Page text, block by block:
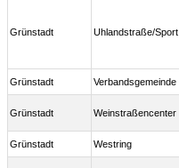
Grünstadt Uhlandstraße/Sport.
Grünstadt Verbandsgemeinde
Grünstadt Weinstraßencenter
Grünstadt Westring